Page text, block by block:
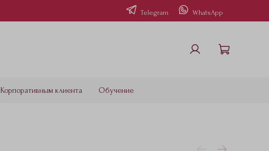
Telegram WhatsApp
Корпоративным клиента Обучение